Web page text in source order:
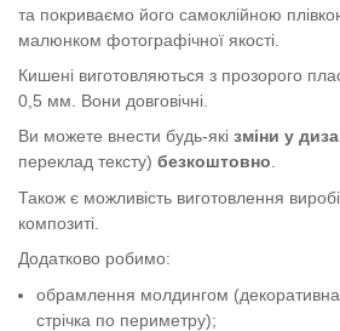
та покриваємо його самоклійною
малюнком фотографічної якості.
Кишені виготовляються з прозорого
0,5 мм. Вони довговічні.
Ви можете внести будь-які зміни у
переклад тексту) безкоштовно.
Також є можливість виготовлення
композиті.
Додатково робимо:
обрамлення молдингом (декоративна
стрічка по периметру);